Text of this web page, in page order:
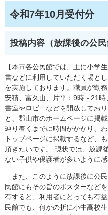
令和7年10月受付分
投稿内容（放課後の公民
【本市各公民館では、主に小学
書などに利用していただく場と
を実施しております。職員が勤
安積、富久山、片平：9時～21
書室やロビーなどを開放してお
と、郡山市のホームページに掲
辿り着くまでに時間がかかり、
トップページに掲載するなど、
頂きたいです。 現状では、放課
ない子供や保護者が多いように感
また、このように放課後に公
民館にもその旨のポスターなど
有すると、利用者にとっても有
民館でも、何かの折に小中高校